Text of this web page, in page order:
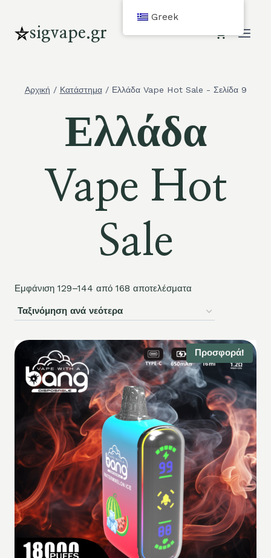
περιεχόμενοsigvape.gr
Αρχική / Κατάστημα / Ελλάδα Vape Hot Sale - Σελίδα 9
Ελλάδα
Vape Hot
Sale
Εμφάνιση 129–144 από 168 αποτελέσματα
Προσφορά!
Greek